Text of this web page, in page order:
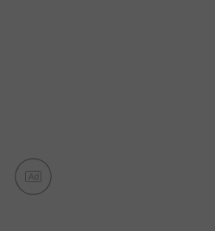
Ad